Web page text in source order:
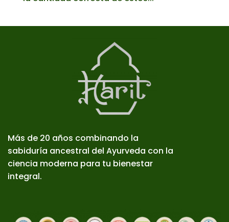
Más de 20 años combinando la
sabiduría ancestral del Ayurveda con la
ciencia moderna para tu bienestar
integral.